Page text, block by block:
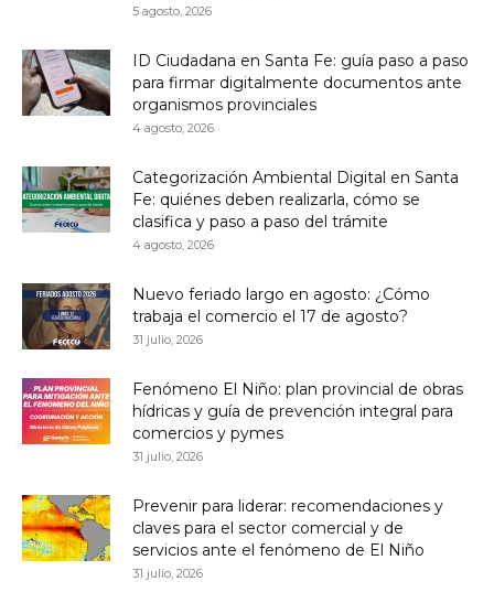
5 agosto, 2026
ID Ciudadana en Santa Fe: guía paso a paso
para firmar digitalmente documentos ante
organismos provinciales
4 agosto, 2026
Categorización Ambiental Digital en Santa
Fe: quiénes deben realizarla, cómo se
clasifica y paso a paso del trámite
4 agosto, 2026
Nuevo feriado largo en agosto: ¿Cómo
trabaja el comercio el 17 de agosto?
31 julio, 2026
Fenómeno El Niño: plan provincial de obras
hídricas y guía de prevención integral para
comercios y pymes
31 julio, 2026
Prevenir para liderar: recomendaciones y
claves para el sector comercial y de
servicios ante el fenómeno de El Niño
31 julio, 2026